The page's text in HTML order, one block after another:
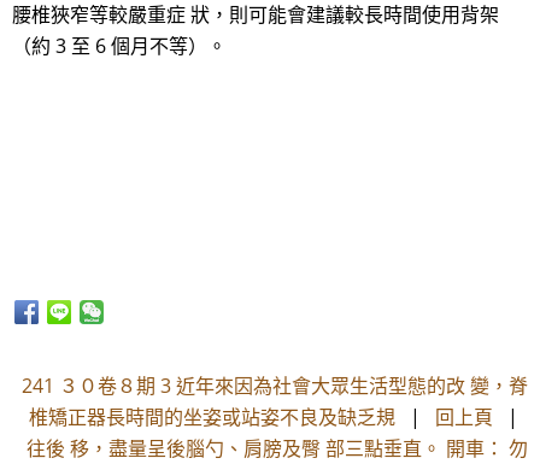
腰椎狹窄等較嚴重症 狀，則可能會建議較長時間使用背架
（約 3 至 6 個月不等）。
241 ３０卷８期 3 近年來因為社會大眾生活型態的改 變，脊
椎矯正器長時間的坐姿或站姿不良及缺乏規
| 回上頁 |
往後 移，盡量呈後腦勺、肩膀及臀 部三點垂直。 開車： 勿